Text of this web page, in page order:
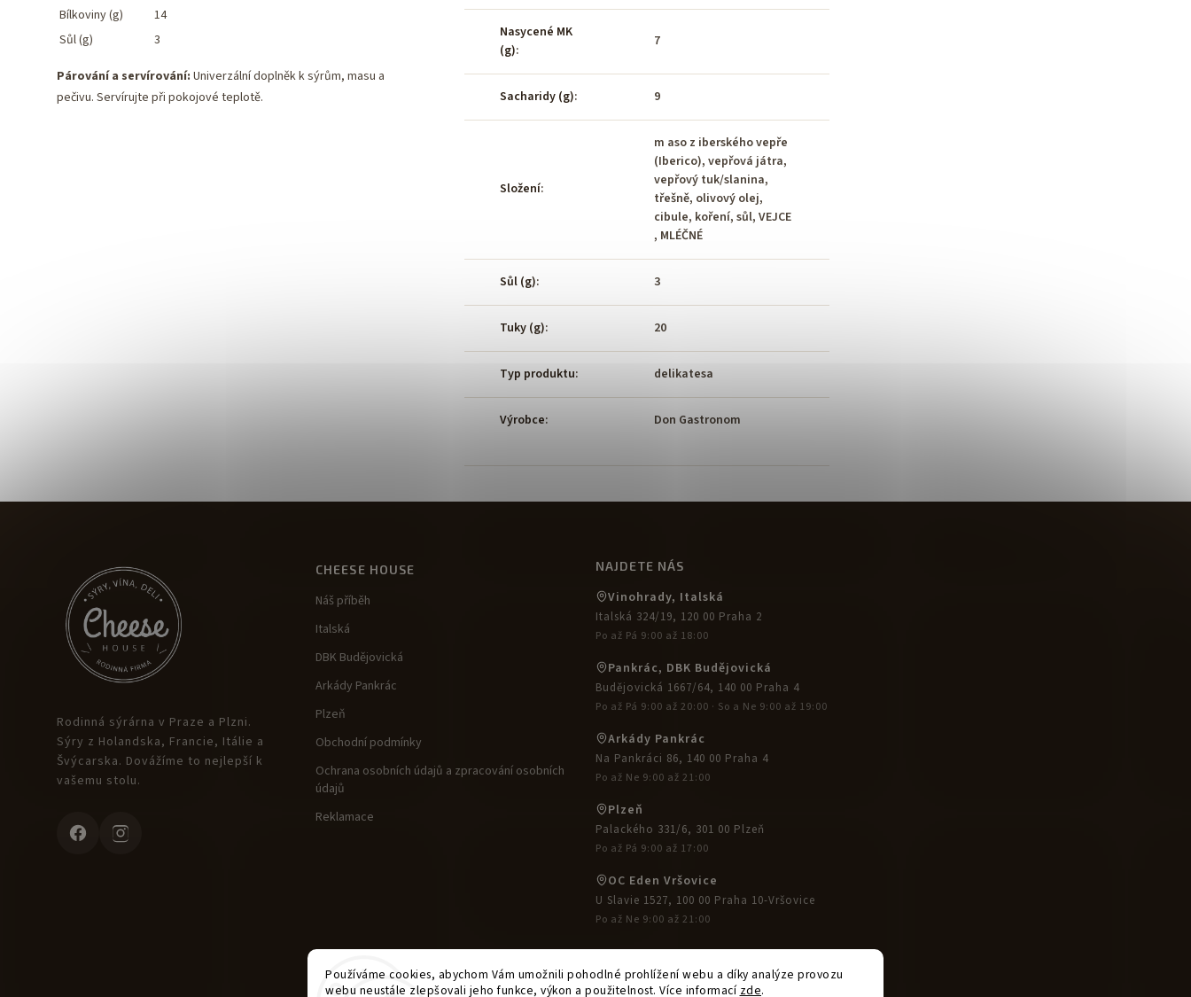
Používáme cookies, abychom Vám umožnili pohodlné prohlížení webu a díky analýze provozu
webu neustále zlepšovali jeho funkce, výkon a použitelnost. Více informací zde.
Bílkoviny (g)
14
Sůl (g)
3
Párování a servírování: Univerzální doplněk k sýrům, masu a
pečivu. Servírujte při pokojové teplotě.
Nasycené MK
(g):
7
Sacharidy (g): 9
Složení:
m aso z iberského vepře
(Iberico), vepřová játra,
vepřový tuk/slanina,
třešně, olivový olej,
cibule, koření, sůl, VEJCE
, MLÉČNÉ
Sůl (g): 3
Tuky (g): 20
Typ produktu: delikatesa
Výrobce: Don Gastronom
Rodinná sýrárna v Praze a Plzni.
Sýry z Holandska, Francie, Itálie a
Švýcarska. Dovážíme to nejlepší k
vašemu stolu.
CHEESE HOUSE
Náš příběh
Italská
DBK Budějovická
Arkády Pankrác
Plzeň
Obchodní podmínky
Ochrana osobních údajů a zpracování osobních
údajů
Reklamace
NAJDETE NÁS
Vinohrady, Italská
Italská 324/19, 120 00 Praha 2
Po až Pá 9:00 až 18:00
Pankrác, DBK Budějovická
Budějovická 1667/64, 140 00 Praha 4
Po až Pá 9:00 až 20:00 · So a Ne 9:00 až 19:00
Arkády Pankrác
Na Pankráci 86, 140 00 Praha 4
Po až Ne 9:00 až 21:00
Plzeň
Palackého 331/6, 301 00 Plzeň
Po až Pá 9:00 až 17:00
OC Eden Vršovice
U Slavie 1527, 100 00 Praha 10-Vršovice
Po až Ne 9:00 až 21:00